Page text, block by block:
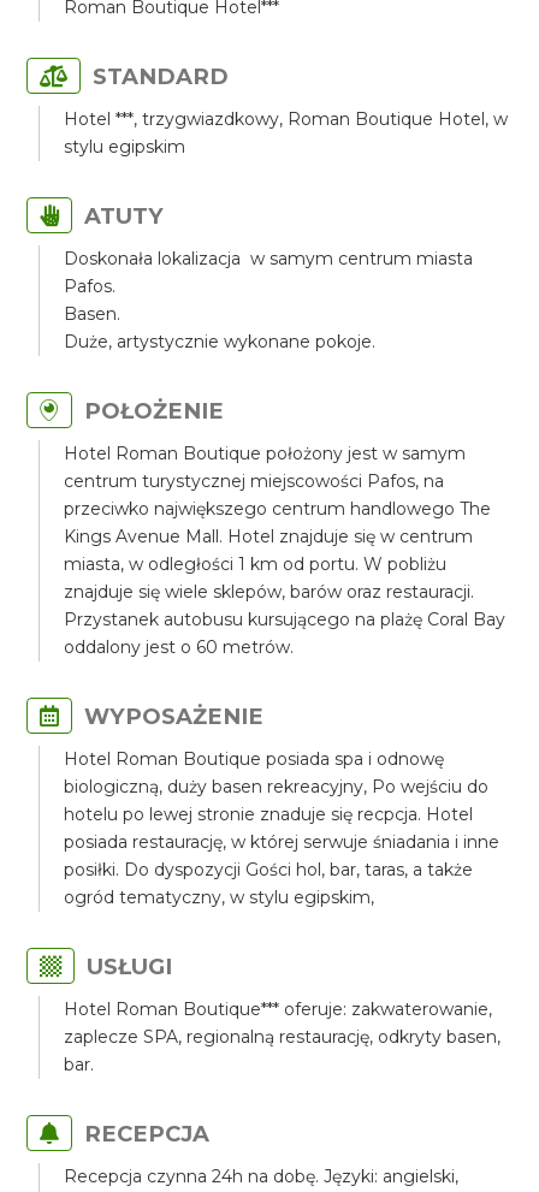
Roman Boutique Hotel***
STANDARD
Hotel ***, trzygwiazdkowy, Roman Boutique Hotel, w
stylu egipskim
ATUTY
Doskonała lokalizacja w samym centrum miasta
Pafos.
Basen.
Duże, artystycznie wykonane pokoje.
POŁOŻENIE
Hotel Roman Boutique położony jest w samym
centrum turystycznej miejscowości Pafos, na
przeciwko największego centrum handlowego The
Kings Avenue Mall. Hotel znajduje się w centrum
miasta, w odległości 1 km od portu. W pobliżu
znajduje się wiele sklepów, barów oraz restauracji.
Przystanek autobusu kursującego na plażę Coral Bay
oddalony jest o 60 metrów.
WYPOSAŻENIE
Hotel Roman Boutique posiada spa i odnowę
biologiczną, duży basen rekreacyjny, Po wejściu do
hotelu po lewej stronie znaduje się recpcja. Hotel
posiada restaurację, w której serwuje śniadania i inne
posiłki. Do dyspozycji Gości hol, bar, taras, a także
ogród tematyczny, w stylu egipskim,
USŁUGI
Hotel Roman Boutique*** oferuje: zakwaterowanie,
zaplecze SPA, regionalną restaurację, odkryty basen,
bar.
RECEPCJA
Recepcja czynna 24h na dobę. Języki: angielski,